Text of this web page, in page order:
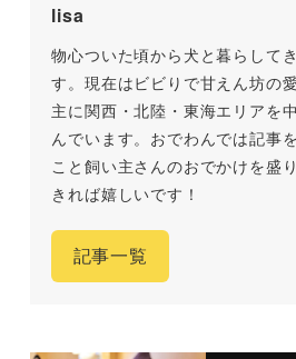
lisa
物心ついた頃から犬と暮らして
す。現在はビビりで甘えん坊の
主に関西・北陸・東海エリアを
んでいます。おでわんでは記事
こと飼い主さんのおでかけを盛
きれば嬉しいです！
記事一覧